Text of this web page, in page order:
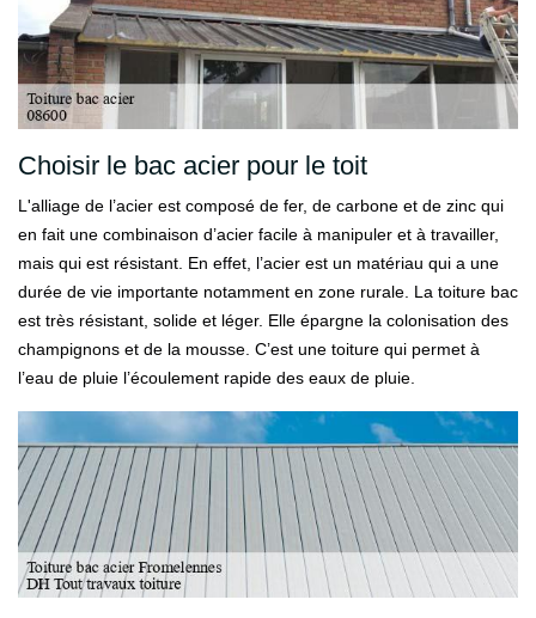
Choisir le bac acier pour le toit
L'alliage de l’acier est composé de fer, de carbone et de zinc qui
en fait une combinaison d’acier facile à manipuler et à travailler,
mais qui est résistant. En effet, l’acier est un matériau qui a une
durée de vie importante notamment en zone rurale. La toiture bac
est très résistant, solide et léger. Elle épargne la colonisation des
champignons et de la mousse. C’est une toiture qui permet à
l’eau de pluie l’écoulement rapide des eaux de pluie.